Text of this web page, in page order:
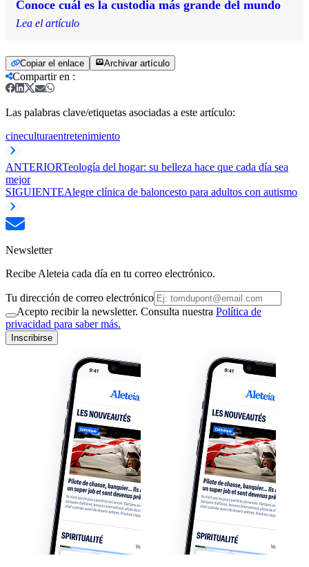
Conoce cuál es la custodia más grande del mundo
Lea el artículo
Copiar el enlace Archivar artículo
Compartir en :
Las palabras clave/etiquetas asociadas a este artículo:
cineculturaentretenimiento
ANTERIORTeología del hogar: su belleza hace que cada día sea
mejor
SIGUIENTEAlegre clínica de baloncesto para adultos con autismo
Newsletter
Recibe Aleteia cada día en tu correo electrónico.
Tu dirección de correo electrónico
Acepto recibir la newsletter. Consulta nuestra Política de
privacidad para saber más.
Inscribirse